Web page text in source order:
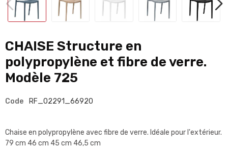
CHAISE Structure en
polypropylène et fibre de verre.
Modèle 725
Code RF_02291_66920
Chaise en polypropylène avec fibre de verre. Idéale pour l'extérieur.
79 cm 46 cm 45 cm 46,5 cm